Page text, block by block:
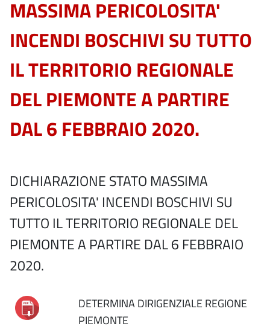
MASSIMA PERICOLOSITA'
INCENDI BOSCHIVI SU TUTTO
IL TERRITORIO REGIONALE
DEL PIEMONTE A PARTIRE
DAL 6 FEBBRAIO 2020.
DICHIARAZIONE STATO MASSIMA
PERICOLOSITA' INCENDI BOSCHIVI SU
TUTTO IL TERRITORIO REGIONALE DEL
PIEMONTE A PARTIRE DAL 6 FEBBRAIO
2020.
DETERMINA DIRIGENZIALE REGIONE
PIEMONTE